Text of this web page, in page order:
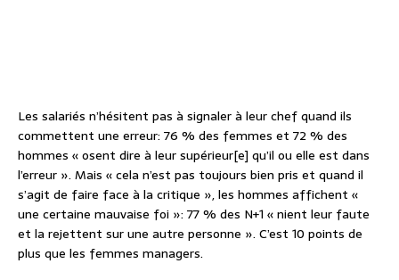
Les salariés n’hésitent pas à signaler à leur chef quand ils
commettent une erreur: 76 % des femmes et 72 % des
hommes « osent dire à leur supérieur[e] qu’il ou elle est dans
l’erreur ». Mais « cela n’est pas toujours bien pris et quand il
s’agit de faire face à la critique », les hommes affichent «
une certaine mauvaise foi »: 77 % des N+1 « nient leur faute
et la rejettent sur une autre personne ». C’est 10 points de
plus que les femmes managers.